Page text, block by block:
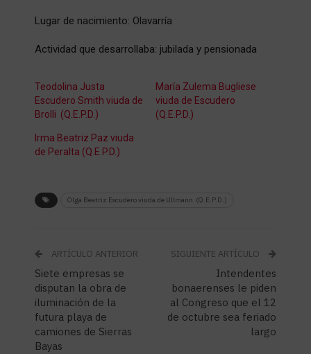
Lugar de nacimiento: Olavarría
Actividad que desarrollaba: jubilada y pensionada
Teodolina Justa
Escudero Smith viuda de
Brolli (Q.E.P.D.)
María Zulema Bugliese
viuda de Escudero
(Q.E.P.D.)
Irma Beatriz Paz viuda
de Peralta (Q.E.P.D.)
Olga Beatriz Escudero viuda de Ullmann (Q.E.P.D.)
ARTÍCULO ANTERIOR
Siete empresas se
disputan la obra de
iluminación de la
futura playa de
camiones de Sierras
Bayas
SIGUIENTE ARTÍCULO
Intendentes
bonaerenses le piden
al Congreso que el 12
de octubre sea feriado
largo